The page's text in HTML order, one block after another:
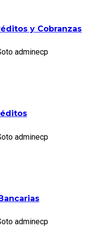
y Cobranzas
adminecp
adminecp
adminecp